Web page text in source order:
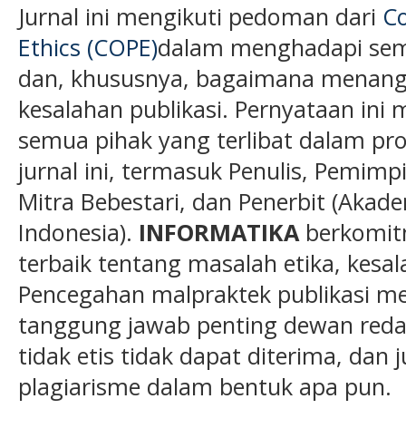
Jurnal ini mengikuti pedoman dari
Ethics (COPE)dalam menghadapi
dan, khususnya, bagaimana
kesalahan publikasi. Pernyataan ini
semua pihak yang terlibat dalam
jurnal ini, termasuk Penulis,
Mitra Bebestari, dan Penerbit
Indonesia). INFORMATIKA
terbaik tentang masalah etika,
Pencegahan malpraktek publikasi
tanggung jawab penting dewan
tidak etis tidak dapat diterima, dan
plagiarisme dalam bentuk apa pun.